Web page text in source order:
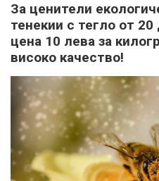
За ценители
тенекии с тегло от
цена 10 лева за
високо качество!